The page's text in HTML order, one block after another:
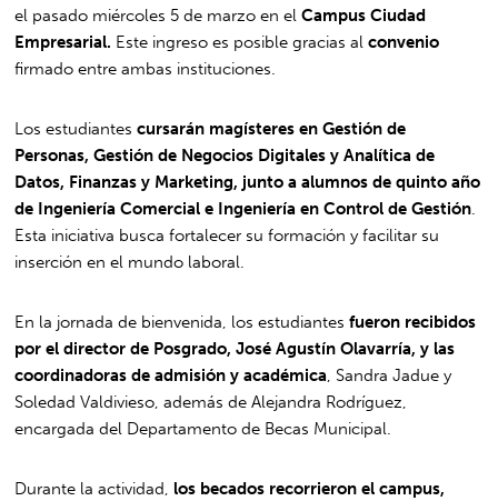
el pasado miércoles 5 de marzo en elCampus Ciudad
Empresarial. Este ingreso es posible gracias alconvenio
firmado entre ambas instituciones.
Los estudiantes cursarán magísteres en Gestión de
Personas, Gestión de Negocios Digitales y Analítica de
Datos, Finanzas y Marketing, junto a alumnos de quinto año
de Ingeniería Comercial e Ingeniería en Control de Gestión
Esta iniciativa busca fortalecer su formación y facilitar su
inserción en el mundo laboral.
En la jornada de bienvenida, los estudiantesfueron recibidos
por el director de Posgrado, José Agustín Olavarría, y las
coordinadoras de admisión y académica , Sandra Jadue y
Soledad Valdivieso, además de Alejandra Rodríguez,
encargada del Departamento de Becas Municipal.
Durante la actividad, los becados recorrieron el campus,